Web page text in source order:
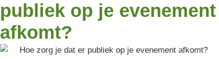
publiek op je evenement
afkomt?